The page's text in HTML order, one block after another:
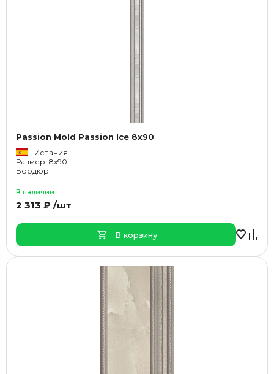
Passion Mold Passion Ice 8x90
Испания
Размер: 8x90
Бордюр
В наличии
2 313 ₽ /шт
В корзину